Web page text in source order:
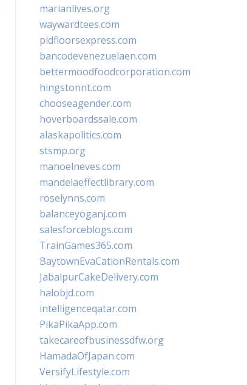
marianlives.org
waywardtees.com
pidfloorsexpress.com
bancodevenezuelaen.com
bettermoodfoodcorporation.com
hingstonnt.com
chooseagender.com
hoverboardssale.com
alaskapolitics.com
stsmp.org
manoelneves.com
mandelaeffectlibrary.com
roselynns.com
balanceyoganj.com
salesforceblogs.com
TrainGames365.com
BaytownEvaCationRentals.com
JabalpurCakeDelivery.com
halobjd.com
intelligenceqatar.com
PikaPikaApp.com
takecareofbusinessdfw.org
HamadaOfJapan.com
VersifyLifestyle.com